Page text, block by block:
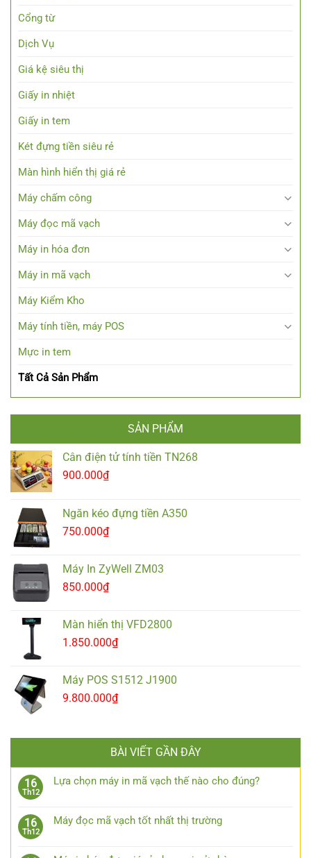
Cổng từ
Dịch Vụ
Giá kệ siêu thị
Giấy in nhiệt
Giấy in tem
Két đựng tiền siêu rẻ
Màn hình hiển thị giá rẻ
Máy chấm công
Máy đọc mã vạch
Máy in hóa đơn
Máy in mã vạch
Máy Kiểm Kho
Máy tính tiền, máy POS
Mực in tem
Tất Cả Sản Phẩm
SẢN PHẨM
Cân điện tử tính tiền TN268
900.000₫
Ngăn kéo đựng tiền A350
750.000₫
Máy In ZyWell ZM03
850.000₫
Màn hiển thị VFD2800
1.850.000₫
Máy POS S1512 J1900
9.800.000₫
BÀI VIẾT GẦN ĐÂY
16
Th12
Lựa chọn máy in mã vạch thế nào cho đúng?
16
Th12
Máy đọc mã vạch tốt nhất thị trường